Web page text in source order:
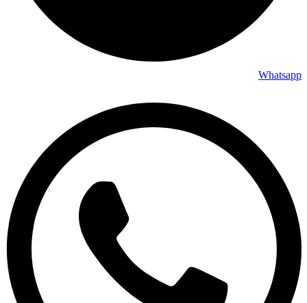
Whatsapp